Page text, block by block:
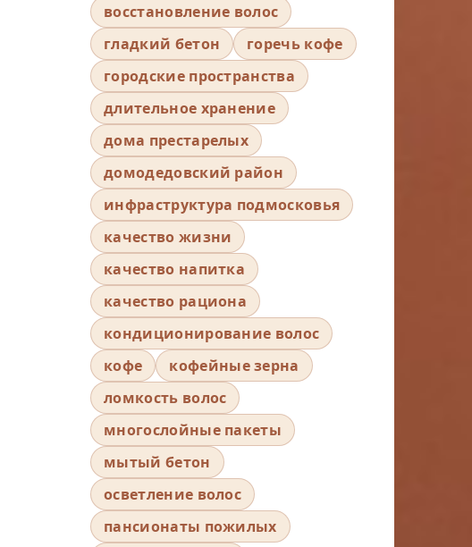
восстановление волос
гладкий бетон
горечь кофе
городские пространства
длительное хранение
дома престарелых
домодедовский район
инфраструктура подмосковья
качество жизни
качество напитка
качество рациона
кондиционирование волос
кофе
кофейные зерна
ломкость волос
многослойные пакеты
мытый бетон
осветление волос
пансионаты пожилых